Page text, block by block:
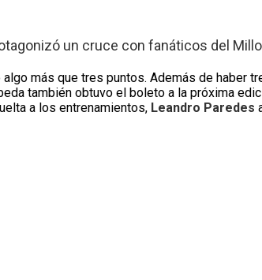
un cruce con fanáticos del
más que tres puntos. Además de haber
también obtuvo el boleto a la próxima
a los entrenamientos, Leandro Paredes